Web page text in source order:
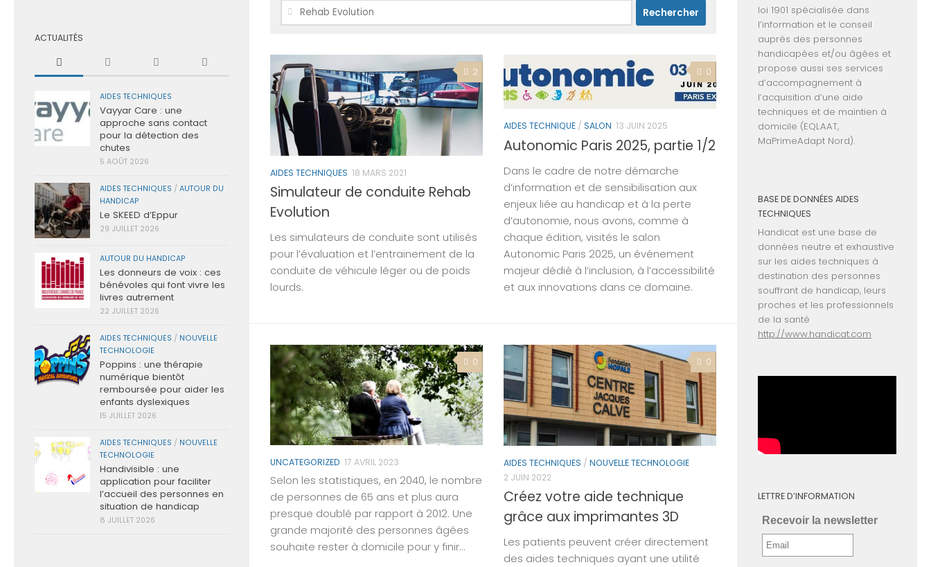
Rechercher :
2
AIDES TECHNIQUES 18 MARS 2021
Simulateur de conduite Rehab
Evolution
Les simulateurs de conduite sont utilisés
pour l’évaluation et l’entrainement de la
conduite de véhicule léger ou de poids
lourds.
0
AIDES TECHNIQUE / SALON 13 JUIN 2025
Autonomic Paris 2025, partie 1/2
Dans le cadre de notre démarche
d’information et de sensibilisation aux
enjeux liée au handicap et à la perte
d’autonomie, nous avons, comme à
chaque édition, visités le salon
Autonomic Paris 2025, un événement
majeur dédié à l’inclusion, à l’accessibilité
et aux innovations dans ce domaine.
0
UNCATEGORIZED 17 AVRIL 2023
Selon les statistiques, en 2040, le nombre
de personnes de 65 ans et plus aura
presque doublé par rapport à 2012. Une
grande majorité des personnes âgées
souhaite rester à domicile pour y finir...
0
AIDES TECHNIQUES / NOUVELLE TECHNOLOGIE
2 JUIN 2022
Créez votre aide technique
grâce aux imprimantes 3D
Les patients peuvent créer directement
des aides techniques ayant une utilité
ACTUALITÉS
AIDES TECHNIQUES
Vayyar Care : une
approche sans contact
pour la détection des
chutes
5 AOÛT 2026
AIDES TECHNIQUES / AUTOUR DU
HANDICAP
Le SKEED d’Eppur
29 JUILLET 2026
AUTOUR DU HANDICAP
Les donneurs de voix : ces
bénévoles qui font vivre les
livres autrement
22 JUILLET 2026
AIDES TECHNIQUES / NOUVELLE
TECHNOLOGIE
Poppins : une thérapie
numérique bientôt
remboursée pour aider les
enfants dyslexiques
15 JUILLET 2026
AIDES TECHNIQUES / NOUVELLE
TECHNOLOGIE
Handivisible : une
application pour faciliter
l’accueil des personnes en
situation de handicap
8 JUILLET 2026
loi 1901 spécialisée dans
l’information et le conseil
auprès des personnes
handicapées et/ou âgées et
propose aussi ses services
d’accompagnement à
l’acquisition d’une aide
techniques et de maintien à
domicile (EQLAAT,
MaPrimeAdapt Nord).
BASE DE DONNÉES AIDES
TECHNIQUES
Handicat est une base de
données neutre et exhaustive
sur les aides techniques à
destination des personnes
souffrant de handicap, leurs
proches et les professionnels
de la santé
http://www.handicat.com
LETTRE D’INFORMATION
Recevoir la newsletter